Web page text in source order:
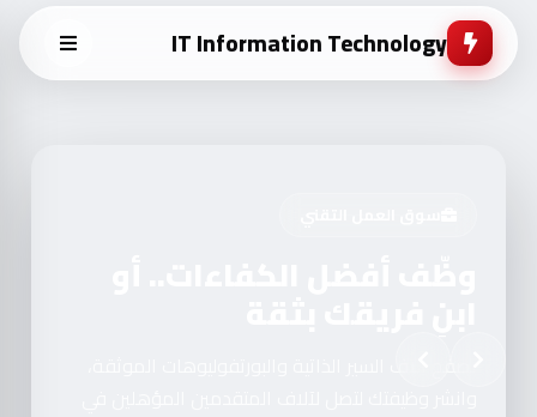
IT Information Technology